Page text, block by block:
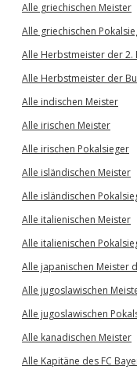
Alle griechischen Meister
Alle griechischen
Alle Herbstmeister der 2.
Alle Herbstmeister der
Alle indischen Meister
Alle irischen Meister
Alle irischen Pokalsieger
Alle isländischen Meister
Alle isländischen
Alle italienischen Meister
Alle italienischen
Alle japanischen Meister
Alle jugoslawischen
Alle jugoslawischen
Alle kanadischen Meister
Alle Kapitäne des FC